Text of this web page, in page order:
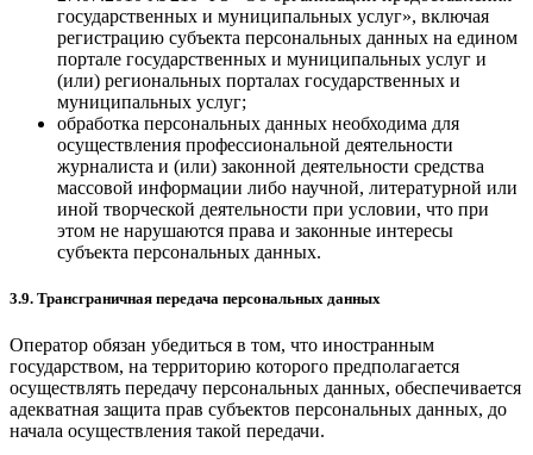
государственных и муниципальных услуг», включая
регистрацию субъекта персональных данных на едином
портале государственных и муниципальных услуг и
(или) региональных порталах государственных и
муниципальных услуг;
обработка персональных данных необходима для
осуществления профессиональной деятельности
журналиста и (или) законной деятельности средства
массовой информации либо научной, литературной или
иной творческой деятельности при условии, что при
этом не нарушаются права и законные интересы
субъекта персональных данных.
3.9. Трансграничная передача персональных данных
Оператор обязан убедиться в том, что иностранным
государством, на территорию которого предполагается
осуществлять передачу персональных данных, обеспечивается
адекватная защита прав субъектов персональных данных, до
начала осуществления такой передачи.